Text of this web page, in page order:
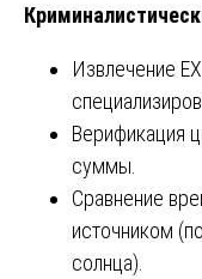
Извлечение
Верификация
суммы.
Сравнение
источником
солнца).